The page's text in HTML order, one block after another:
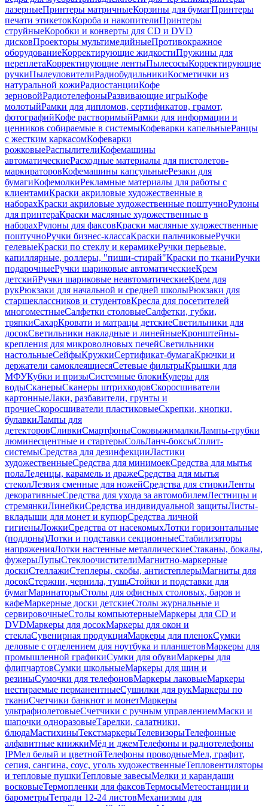
лазерныеПринтеры матричныеКорзины для бумагПринтеры
печати этикетокКороба и накопителиПринтеры
струйныеКоробки и конверты для CD и DVD
дисковПроекторы мультимедийныеПротивокражное
оборудованиеКорректирующие жидкостиПружины для
переплетаКорректирующие лентыПылесосыКорректирующие
ручкиПылеуловителиРадиобудильникиКосметички из
натуральной кожиРадиостанцииКофе
зерновойРадиотелефоныРазвивающие игрыКофе
молотыйРамки для дипломов, сертификатов, грамот,
фотографийКофе растворимыйРамки для информации и
ценников собираемые в системыКофеварки капельныеРанцы
с жестким каркасомКофеварки
рожковыеРаспылителиКофемашины
автоматическиеРасходные материалы для пистолетов-
маркираторовКофемашины капсульныеРезаки для
бумагиКофемолкиРекламные материалы для работы с
клиентамиКраски акриловые художественные в
наборахКраски акриловые художественные поштучноРулоны
для принтераКраски масляные художественные в
наборахРулоны для факсовКраски масляные художественные
поштучноРучки бизнес-классаКраски пальчиковыеРучки
гелевыеКраски по стеклу и керамикеРучки перьевые,
капиллярные, роллеры, "пиши-стирай"Краски по тканиРучки
подарочныеРучки шариковые автоматическиеКрем
детскийРучки шариковые неавтоматическиеКрем для
рукРюкзаки для начальной и средней школыРюкзаки для
старшеклассников и студентовКресла для посетителей
многоместныеСалфетки столовыеСалфетки, губки,
тряпкиСахарКровати и матрацы детскиеСветильники для
досокСветильники накладные и линейныеКронштейны-
крепления для микроволновых печейСветильники
настольныеСейфыКружкиСертификат-бумагаКрючки и
держатели самоклеящиесяСетевые фильтрыКрышки для
МФУКубки и призыСистемные блокиКулеры для
водыСканерыСканеры штрихкодовСкоросшиватели
картонныеЛаки, разбавители, грунты и
прочиеСкоросшиватели пластиковыеСкрепки, кнопки,
булавкиЛампы для
детекторовСливкиСмартфоныСоковыжималкиЛампы-трубки
люминесцентные и стартерыСольЛанч-боксыСплит-
системыСредства для дезинфекцииЛастики
художественныеСредства для минимоекСредства для мытья
полаЛеденцы, карамель и дражеСредства для мытья
стеколЛезвия сменные для ножейСредства для стиркиЛенты
декоративныеСредства для ухода за автомобилемЛестницы и
стремянкиЛинейкиСредства индивидуальной защитыЛисты-
вкладыши для монет и купюрСредства личной
гигиеныЛожкиСредства от насекомыхЛотки горизонтальные
(поддоны)Лотки и подставки секционныеСтабилизаторы
напряженияЛотки настенные металлическиеСтаканы, бокалы,
фужерыЛупыСтеклоочистителиМагнитно-маркерные
доскиСтеллажиСтеплеры, скобы, антистеплерыМагниты для
досокСтержни, чернила, тушьСтойки и подставки для
бумагМаринаторыСтолы для офисных столовых, баров и
кафеМаркерные доски детскиеСтолы журнальные и
сервировочныеСтолы компьютерныеМаркеры для CD и
DVDМаркеры для досокМаркеры для окон и
стеклаСувенирная продукцияМаркеры для пленокСумки
деловые с отделением для ноутбука и планшетовМаркеры для
промышленной графикиСумки для обувиМаркеры для
флипчартовСумки школьныеМаркеры для шин и
резиныСумочки для телефоновМаркеры лаковыеМаркеры
нестираемые перманентныеСушилки для рукМаркеры по
тканиСчетчики банкнот и монетМаркеры
ультрафиолетовыеСчетчики с ручным управлениемМаски и
шапочки одноразовыеТарелки, салатники,
блюдаМастихиныТекстмаркерыТелевизорыТелефонные
алфавитные книжкиМёд и джемТелефоны и радиотелефоны
IPМел белый и цветнойТелефоны проводныеМел, графит,
сепия, сангина, соус, уголь художественныеТепловентиляторы
и тепловые пушкиТепловые завесыМелки и карандаши
восковыеТермопленки для факсовТермосыМетеостанции и
барометрыТетради 12-24 листовМеханизмы для